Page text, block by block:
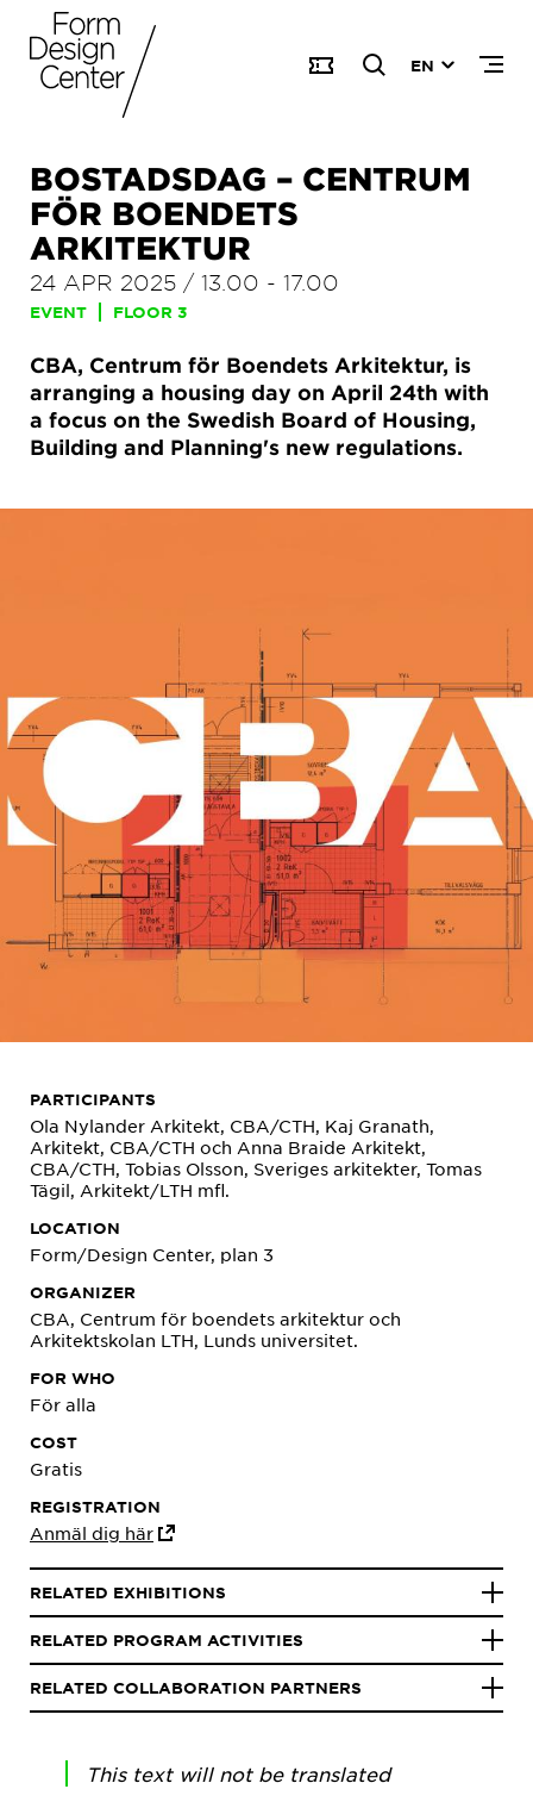
EN
BOSTADSDAG – CENTRUM
FÖR BOENDETS
ARKITEKTUR
24 APR 2025 / 13.00 - 17.00
EVENT FLOOR 3
CBA, Centrum för Boendets Arkitektur, is
arranging a housing day on April 24th with
a focus on the Swedish Board of Housing,
Building and Planning's new regulations.
This text will not be translated
PARTICIPANTS
Ola Nylander Arkitekt, CBA/CTH, Kaj Granath,
Arkitekt, CBA/CTH och Anna Braide Arkitekt,
CBA/CTH, Tobias Olsson, Sveriges arkitekter, Tomas
Tägil, Arkitekt/LTH mfl.
LOCATION
Form/Design Center, plan 3
ORGANIZER
CBA, Centrum för boendets arkitektur och
Arkitektskolan LTH, Lunds universitet.
FOR WHO
För alla
COST
Gratis
REGISTRATION
Anmäl dig här
RELATED EXHIBITIONS
RELATED PROGRAM ACTIVITIES
RELATED COLLABORATION PARTNERS